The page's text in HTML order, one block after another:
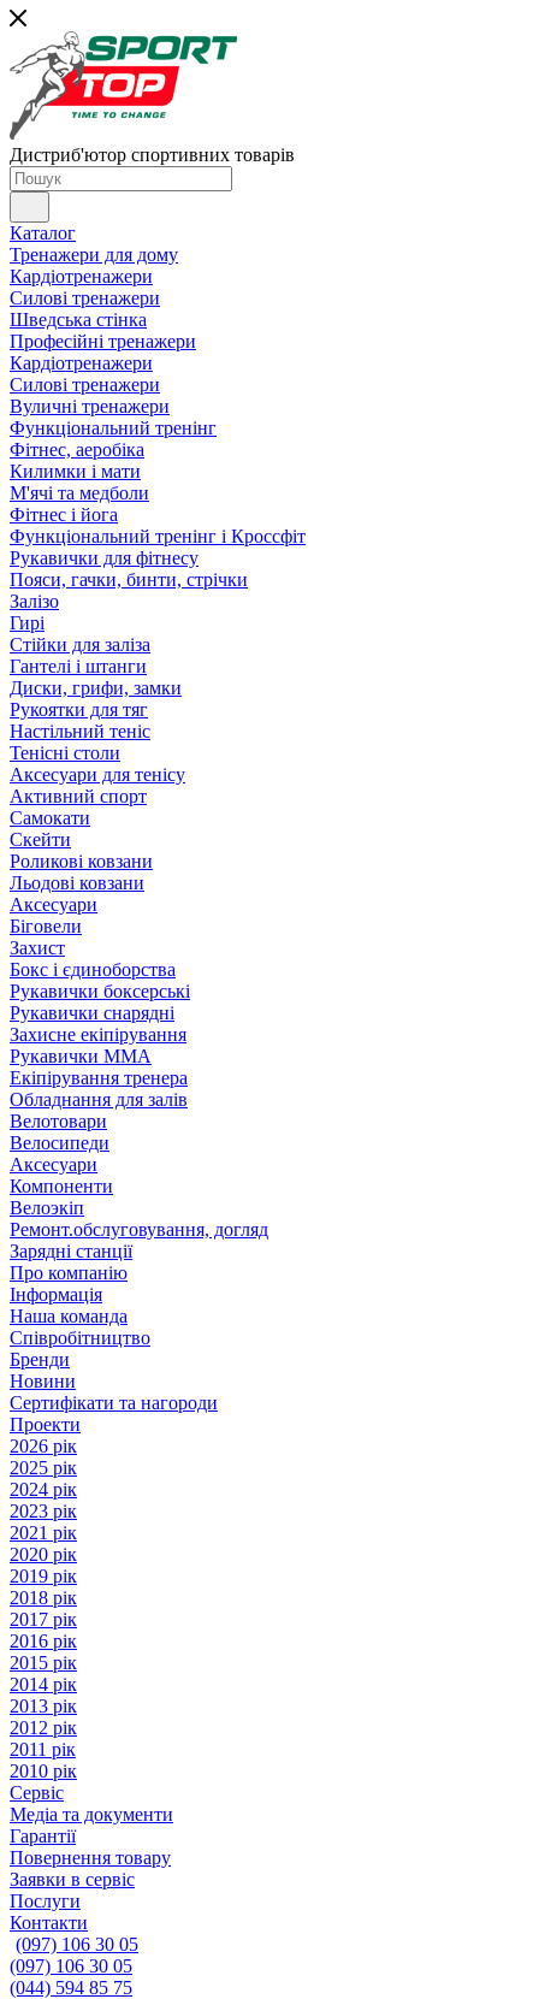
Дистриб'ютор спортивних товарів
Каталог
Тренажери для дому
Кардіотренажери
Силові тренажери
Шведська стінка
Професійні тренажери
Кардіотренажери
Силові тренажери
Вуличні тренажери
Функціональний тренінг
Фітнес, аеробіка
Килимки і мати
М'ячі та медболи
Фітнес і йога
Функціональний тренінг і Кроссфіт
Рукавички для фітнесу
Пояси, гачки, бинти, стрічки
Залізо
Гирі
Стійки для заліза
Гантелі і штанги
Диски, грифи, замки
Рукоятки для тяг
Настільний теніс
Тенісні столи
Аксесуари для тенісу
Активний спорт
Самокати
Скейти
Роликові ковзани
Льодові ковзани
Аксесуари
Біговели
Захист
Бокс і єдиноборства
Рукавички боксерські
Рукавички снарядні
Захисне екіпірування
Рукавички ММА
Екіпірування тренера
Обладнання для залів
Велотовари
Велосипеди
Аксесуари
Компоненти
Велоэкіп
Ремонт.обслуговування, догляд
Зарядні станції
Про компанію
Інформація
Наша команда
Співробітництво
Бренди
Новини
Сертифікати та нагороди
Проекти
2026 рік
2025 рік
2024 рік
2023 рік
2021 рік
2020 рік
2019 рік
2018 рік
2017 рік
2016 рік
2015 рік
2014 рік
2013 рік
2012 рік
2011 рік
2010 рік
Сервіс
Медіа та документи
Гарантії
Повернення товару
Заявки в сервіс
Послуги
Контакти
(097) 106 30 05
(097) 106 30 05
(044) 594 85 75